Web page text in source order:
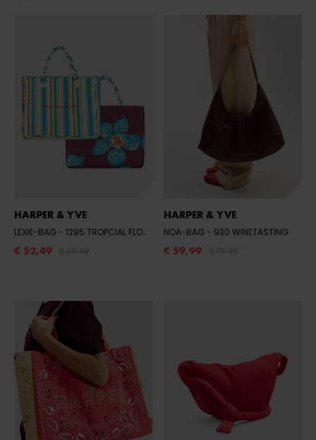
HARPER & YVE
LEXIE-BAG - 1295 TROPCIAL FLOWER/STRIPE
€ 52,49
HARPER & YVE
NOA-BAG - 930 WINETASTING
€ 59,99